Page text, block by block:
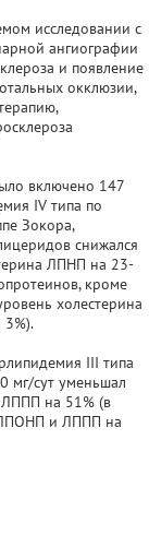
исследовании с
ангиографии
и появление
окклюзии,
включено 147
IV типа по
Зокора,
снижался
ЛПНП на 23-
кроме
холестерина
III типа
мг/сут уменьшал
ЛППП на 51% (в
ЛПОНП и ЛППП на